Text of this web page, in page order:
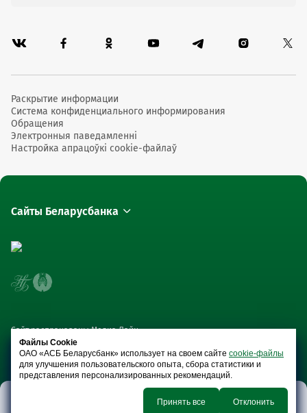
Раскрытие информации
Система конфиденциального информирования
Обращения
Электронныя паведамленні
Настройка апрацоўкі cookie-файлаў
Сайты Беларусбанка
Сайт распрацаваны Медиа Лайн
Файлы Cookie
ОАО «АСБ Беларусбанк» использует на своем сайте cookie-файлы
для улучшения пользовательского опыта, сбора статистики и
представления персонализированных рекомендаций.
Принять все Отклонить